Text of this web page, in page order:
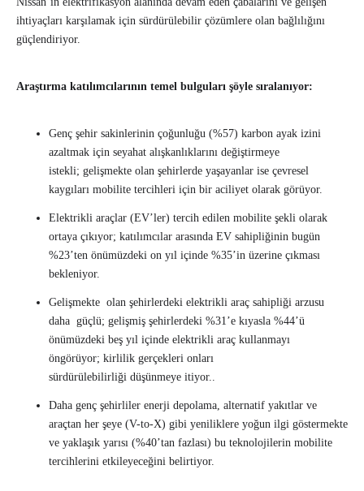
ihtiyaçları karşılamak için sürdürülebilir çözümlere olan bağlılığını
güçlendiriyor.
Araştırma katılımcılarının temel bulguları şöyle sıralanıyor:
Genç şehir sakinlerinin çoğunluğu (%57) karbon ayak izini
azaltmak için seyahat alışkanlıklarını değiştirmeye
istekli; gelişmekte olan şehirlerde yaşayanlar ise çevresel
kaygıları mobilite tercihleri için bir aciliyet olarak görüyor.
Elektrikli araçlar (EV’ler) tercih edilen mobilite şekli olarak
ortaya çıkıyor; katılımcılar arasında EV sahipliğinin bugün
%23’ten önümüzdeki on yıl içinde %35’in üzerine çıkması
bekleniyor.
Gelişmekte olan şehirlerdeki elektrikli araç sahipliği arzusu
daha güçlü; gelişmiş şehirlerdeki %31’e kıyasla %44’ü
önümüzdeki beş yıl içinde elektrikli araç kullanmayı
öngörüyor; kirlilik gerçekleri onları
sürdürülebilirliği düşünmeye itiyor..
Daha genç şehirliler enerji depolama, alternatif yakıtlar ve
araçtan her şeye (V-to-X) gibi yeniliklere yoğun ilgi göstermekte
ve yaklaşık yarısı (%40’tan fazlası) bu teknolojilerin mobilite
tercihlerini etkileyeceğini belirtiyor.